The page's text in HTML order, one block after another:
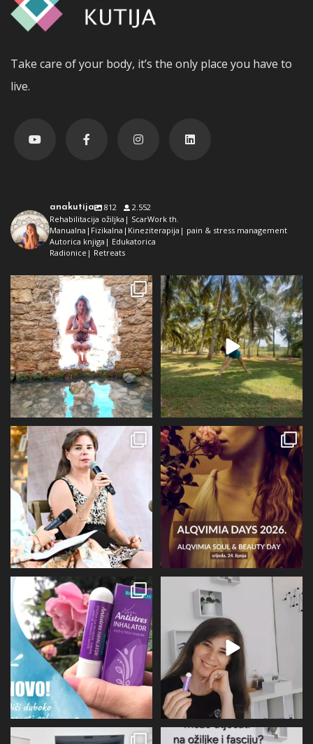
Take care of your body, it’s the only place you have to
live.
anakutija 812
2.552
Rehabilitacija ožiljka| ScarWork th.
Manualna|Fizikalna|Kineziterapija| pain & stress management
Autorica knjiga| Edukatorica
Radionice| Retreats
Dolaz da sam bila plava i dokaz da
preko ljeta
72 1
Da ne ispadne da samo radim 😅
Kad se dokopam...
29 2
Prošli tjedan @alqvimia_hrvatska je
slavila 2...
67 6
U srijedu 24.6 i četvrtak 25.6
Alqvimia store
16
Evo malo detaljnije o mirisu i
limbičkom sustavu,...
12 0
BIOVITALIS® Antistresni inhalator -
super dodatak
31
U subotu zahvaljujući Društvu Više I detaljnije o utjecaju